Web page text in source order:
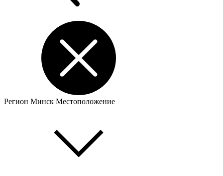
Регион Минск Местоположение